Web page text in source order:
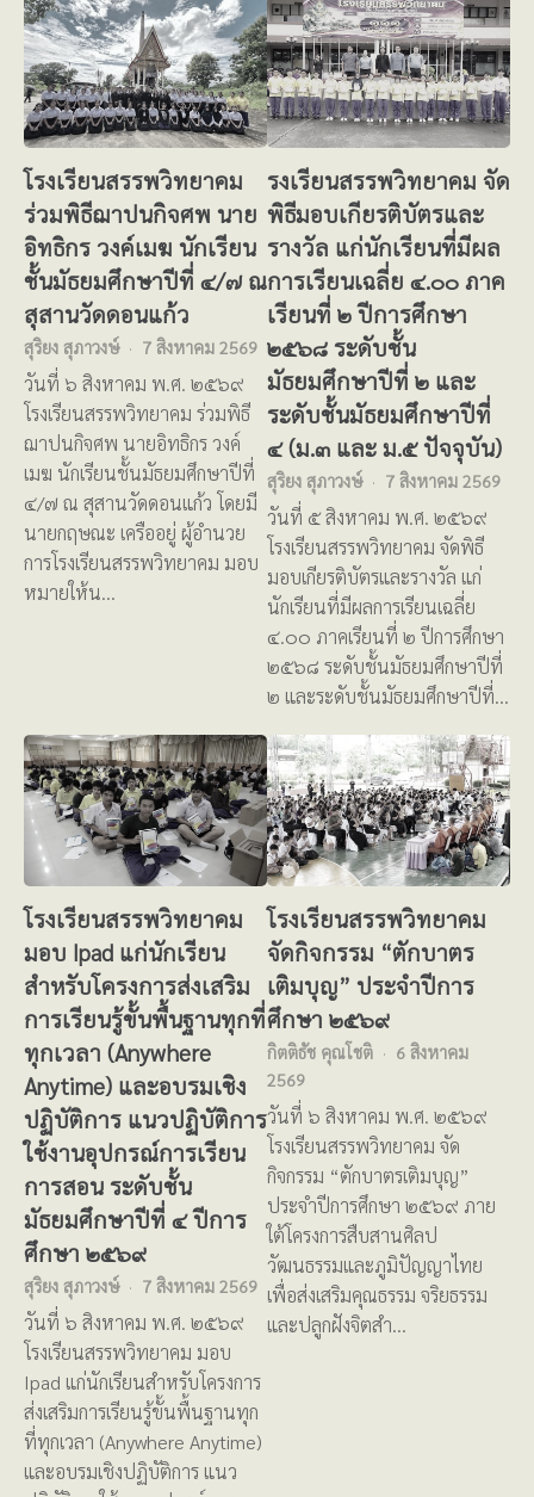
โรงเรียนสรรพวิทยาคม
ร่วมพิธีฌาปนกิจศพ นาย
อิทธิกร วงค์เมฆ นักเรียน
ชั้นมัธยมศึกษาปีที่ ๔/๗ ณ
สุสานวัดดอนแก้ว
สุริยง สุภาวงษ์ 7 สิงหาคม 2569
วันที่ ๖ สิงหาคม พ.ศ. ๒๕๖๙
โรงเรียนสรรพวิทยาคม ร่วมพิธี
ฌาปนกิจศพ นายอิทธิกร วงค์
เมฆ นักเรียนชั้นมัธยมศึกษาปีที่
๔/๗ ณ สุสานวัดดอนแก้ว โดยมี
นายกฤษณะ เครืออยู่ ผู้อำนวย
การโรงเรียนสรรพวิทยาคม มอบ
หมายให้น…
รงเรียนสรรพวิทยาคม จัด
พิธีมอบเกียรติบัตรและ
รางวัล แก่นักเรียนที่มีผล
การเรียนเฉลี่ย ๔.๐๐ ภาค
เรียนที่ ๒ ปีการศึกษา
๒๕๖๘ ระดับชั้น
มัธยมศึกษาปีที่ ๒ และ
ระดับชั้นมัธยมศึกษาปีที่
๔ (ม.๓ และ ม.๕ ปัจจุบัน)
สุริยง สุภาวงษ์ 7 สิงหาคม 2569
วันที่ ๕ สิงหาคม พ.ศ. ๒๕๖๙
โรงเรียนสรรพวิทยาคม จัดพิธี
มอบเกียรติบัตรและรางวัล แก่
นักเรียนที่มีผลการเรียนเฉลี่ย
๔.๐๐ ภาคเรียนที่ ๒ ปีการศึกษา
๒๕๖๘ ระดับชั้นมัธยมศึกษาปีที่
๒ และระดับชั้นมัธยมศึกษาปีที่…
โรงเรียนสรรพวิทยาคม
มอบ Ipad แก่นักเรียน
สำหรับโครงการส่งเสริม
การเรียนรู้ขั้นพื้นฐานทุกที่
ทุกเวลา (Anywhere
Anytime) และอบรมเชิง
ปฏิบัติการ แนวปฏิบัติการ
ใช้งานอุปกรณ์การเรียน
การสอน ระดับชั้น
มัธยมศึกษาปีที่ ๔ ปีการ
ศึกษา ๒๕๖๙
สุริยง สุภาวงษ์ 7 สิงหาคม 2569
วันที่ ๖ สิงหาคม พ.ศ. ๒๕๖๙
โรงเรียนสรรพวิทยาคม มอบ
Ipad แก่นักเรียนสำหรับโครงการ
ส่งเสริมการเรียนรู้ขั้นพื้นฐานทุก
ที่ทุกเวลา (Anywhere Anytime)
และอบรมเชิงปฏิบัติการ แนว
โรงเรียนสรรพวิทยาคม
จัดกิจกรรม “ตักบาตร
เติมบุญ” ประจำปีการ
ศึกษา ๒๕๖๙
กิตติธัช คุณโชติ
6 สิงหาคม
2569
วันที่ ๖ สิงหาคม พ.ศ. ๒๕๖๙
โรงเรียนสรรพวิทยาคม จัด
กิจกรรม “ตักบาตรเติมบุญ”
ประจำปีการศึกษา ๒๕๖๙ ภาย
ใต้โครงการสืบสานศิลป
วัฒนธรรมและภูมิปัญญาไทย
เพื่อส่งเสริมคุณธรรม จริยธรรม
และปลูกฝังจิตสำ…